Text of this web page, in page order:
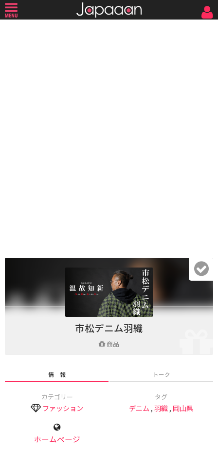
市松デニム羽織
商品
情 報 トーク
カテゴリー
ファッション
タグ
デニム ,羽織, 岡山県
ホームページ